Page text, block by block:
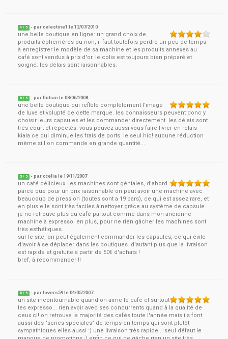
4 / 5 - parcelestine1 le12/07/2010
une belle boutique en ligne: un grand choix de
produits éphémères ou non, il faut toutefois perdre un peu de temps
à enregistrer le modèle de sa machine et les produits annexes au
café sont vendus à prix d'or. le colis est toujours bien préparé et
soigné: les délais sont raisonnables.
5 / 5 - parflohan le08/06/2008
une belle boutique qui reflète complètement l'image
de luxe et volupté de cette marque. les connaisseurs peuvent donc y
choisir leurs capsules et les commander directement. les délais sont
trés court et répéctés. vous pouvez aussi vous faire livrer en relais
kiala ce qui diminue les frais de ports. le seul hic! aucune réduction
même si l'on commande en grande quantité...
5 / 5 - parccelia le19/11/2007
un café délicieux. les machines sont géniales, d'abord
parce que pour un prix raisonnable on peut avoir une machine avec
beaucoup de pression (toutes sont a 19 bars), ce qui est assez rare, et
en plus elle sont très faciles à nettoyer grâce au système de capsule.
je ne retrouve plus du café partout comme dans mon ancienne
machine à expresso. en plus, pour ne rien gâcher les machines sont
très esthétiques.
sur le site, on peut également commander les capsules, ce qui évite
d'avoir à se déplacer dans les boutiques. d'autant plus que la livraison
est rapide et gratuite à partir de 50€ d'achats !
bref, à recommander !!
5 / 5 - par lovers59 le04/05/2007
un site incontournable quand on aime le café et surtout
les expresso... rien avoir avec ses concurrents quand à la qualité de
ceux ci! on retrouve la majorité des cafés toute l'année mais ils font
aussi des "series spéciales" de temps en temps qui sont plutôt
sympathiques elles aussi :) une livraison très rapide... seul défaut le